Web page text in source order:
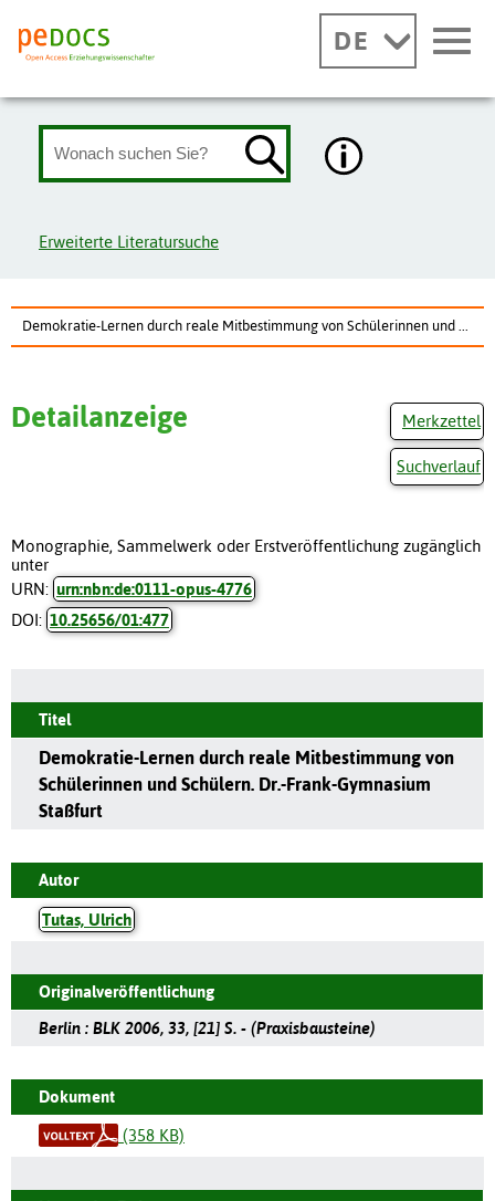
DE
Erweiterte Literatursuche
Demokratie-Lernen durch reale Mitbestimmung von Schülerinnen und ...
Merkzettel
Suchverlauf
Detailanzeige
Monographie, Sammelwerk oder Erstveröffentlichung zugänglich
unter
URN: urn:nbn:de:0111-opus-4776
DOI: 10.25656/01:477
Titel
Demokratie-Lernen durch reale Mitbestimmung von
Schülerinnen und Schülern. Dr.-Frank-Gymnasium
Staßfurt
Autor
Tutas, Ulrich
Originalveröffentlichung
Berlin : BLK 2006, 33, [21] S. - (Praxisbausteine)
Dokument
(358 KB)